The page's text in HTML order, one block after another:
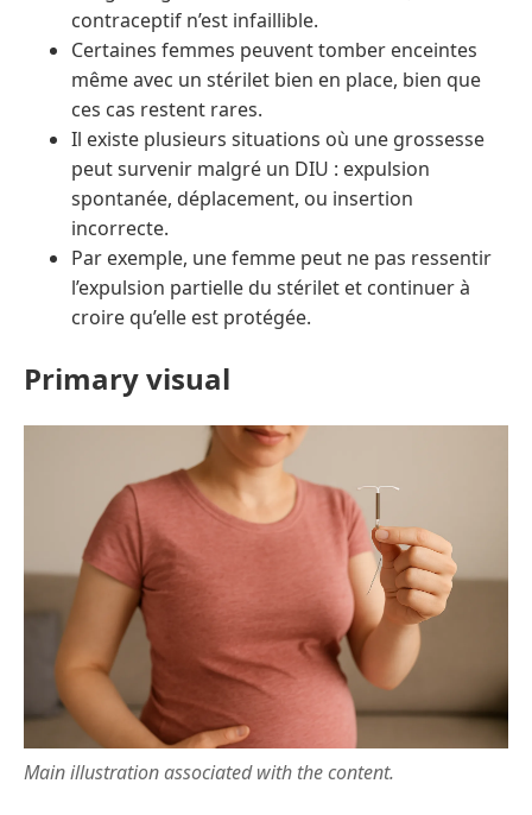
contraceptif n’est infaillible.
Certaines femmes peuvent tomber enceintes
même avec un stérilet bien en place, bien que
ces cas restent rares.
Il existe plusieurs situations où une grossesse
peut survenir malgré un DIU : expulsion
spontanée, déplacement, ou insertion
incorrecte.
Par exemple, une femme peut ne pas ressentir
l’expulsion partielle du stérilet et continuer à
croire qu’elle est protégée.
Primary visual
Main illustration associated with the content.